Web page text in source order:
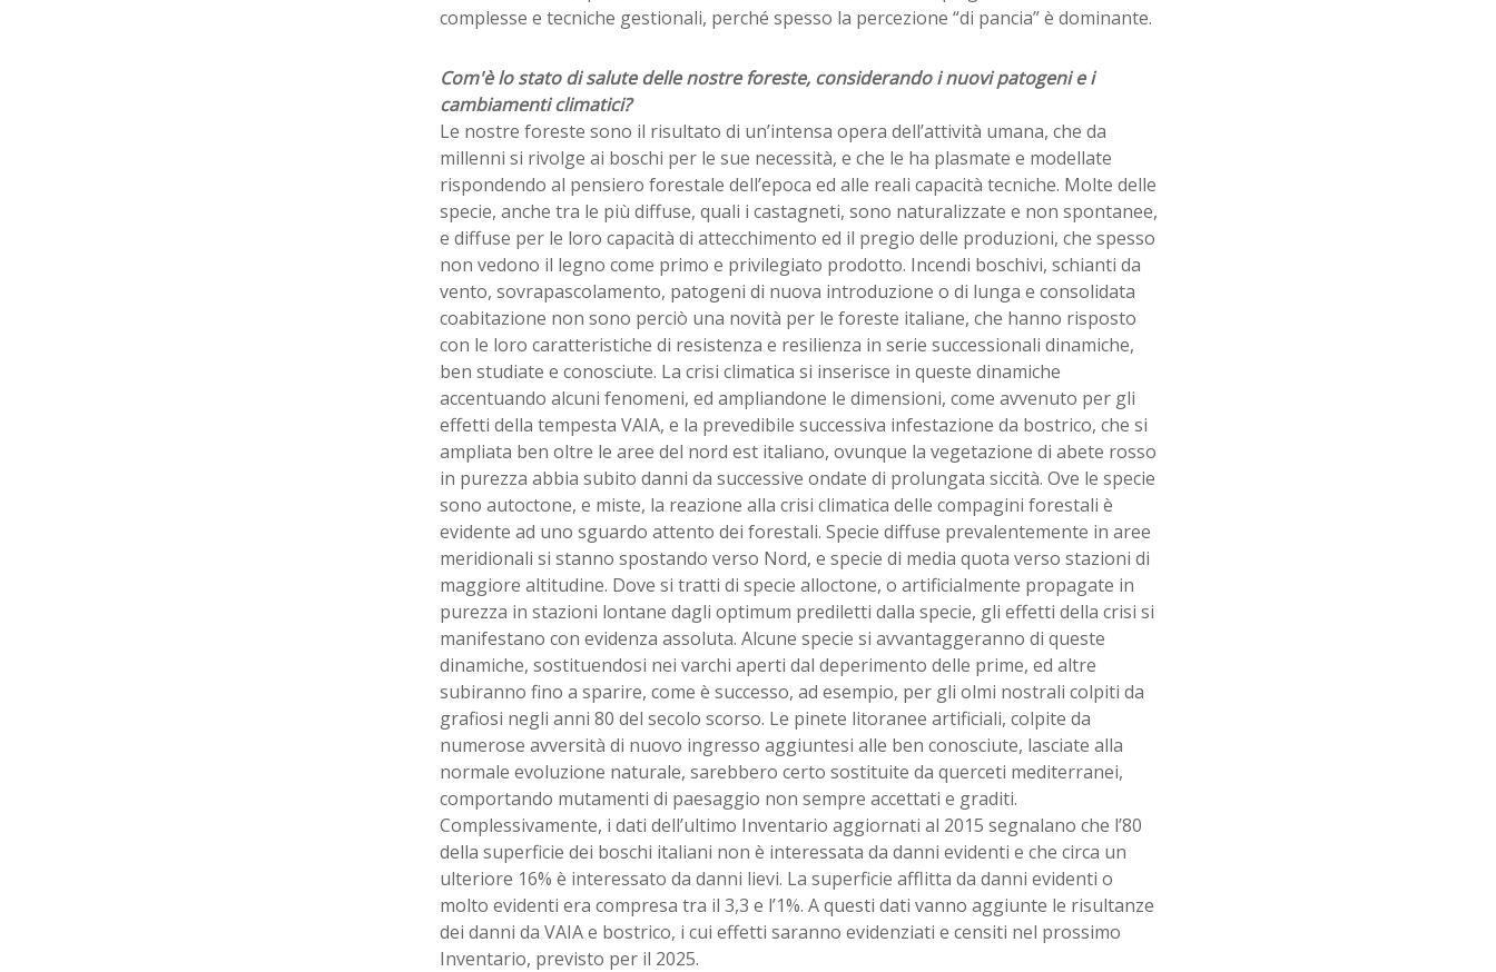
complesse e tecniche gestionali, perché spesso la percezione “di pancia” è dominante.
Com'è lo stato di salute delle nostre foreste, considerando i nuovi patogeni e i
cambiamenti climatici?
Le nostre foreste sono il risultato di un’intensa opera dell’attività umana, che da
millenni si rivolge ai boschi per le sue necessità, e che le ha plasmate e modellate
rispondendo al pensiero forestale dell’epoca ed alle reali capacità tecniche. Molte delle
specie, anche tra le più diffuse, quali i castagneti, sono naturalizzate e non spontanee,
e diffuse per le loro capacità di attecchimento ed il pregio delle produzioni, che spesso
non vedono il legno come primo e privilegiato prodotto. Incendi boschivi, schianti da
vento, sovrapascolamento, patogeni di nuova introduzione o di lunga e consolidata
coabitazione non sono perciò una novità per le foreste italiane, che hanno risposto
con le loro caratteristiche di resistenza e resilienza in serie successionali dinamiche,
ben studiate e conosciute. La crisi climatica si inserisce in queste dinamiche
accentuando alcuni fenomeni, ed ampliandone le dimensioni, come avvenuto per gli
effetti della tempesta VAIA, e la prevedibile successiva infestazione da bostrico, che si
ampliata ben oltre le aree del nord est italiano, ovunque la vegetazione di abete rosso
in purezza abbia subito danni da successive ondate di prolungata siccità. Ove le specie
sono autoctone, e miste, la reazione alla crisi climatica delle compagini forestali è
evidente ad uno sguardo attento dei forestali. Specie diffuse prevalentemente in aree
meridionali si stanno spostando verso Nord, e specie di media quota verso stazioni di
maggiore altitudine. Dove si tratti di specie alloctone, o artificialmente propagate in
purezza in stazioni lontane dagli optimum prediletti dalla specie, gli effetti della crisi si
manifestano con evidenza assoluta. Alcune specie si avvantaggeranno di queste
dinamiche, sostituendosi nei varchi aperti dal deperimento delle prime, ed altre
subiranno fino a sparire, come è successo, ad esempio, per gli olmi nostrali colpiti da
grafiosi negli anni 80 del secolo scorso. Le pinete litoranee artificiali, colpite da
numerose avversità di nuovo ingresso aggiuntesi alle ben conosciute, lasciate alla
normale evoluzione naturale, sarebbero certo sostituite da querceti mediterranei,
comportando mutamenti di paesaggio non sempre accettati e graditi.
Complessivamente, i dati dell’ultimo Inventario aggiornati al 2015 segnalano che l’80
della superficie dei boschi italiani non è interessata da danni evidenti e che circa un
ulteriore 16% è interessato da danni lievi. La superficie afflitta da danni evidenti o
molto evidenti era compresa tra il 3,3 e l’1%. A questi dati vanno aggiunte le risultanze
dei danni da VAIA e bostrico, i cui effetti saranno evidenziati e censiti nel prossimo
Inventario, previsto per il 2025.